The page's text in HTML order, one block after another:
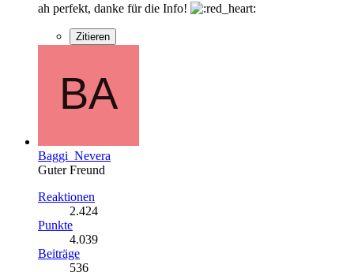
ah perfekt, danke für die Info!
Zitieren
Baggi_Nevera
Guter Freund
Reaktionen
2.424
Punkte
4.039
Beiträge
536